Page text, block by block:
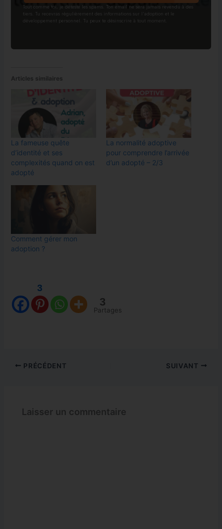
Tout comme toi, je déteste les spams. Ton email ne sera jamais revendu à des
tiers. Tu recevras régulièrement des informations sur l'adoption et le
développement personnel. Tu peux te désinscrire à tout moment.
Articles similaires
La fameuse quête
d’identité et ses
complexités quand on est
adopté
La normalité adoptive
pour comprendre l’arrivée
d’un adopté – 2/3
Comment gérer mon
adoption ?
3
3
Partages
PRÉCÉDENT SUIVANT
Laisser un commentaire